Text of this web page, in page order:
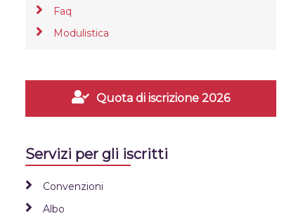
Faq
Modulistica
Quota di iscrizione 2026
Servizi per gli iscritti
Convenzioni
Albo